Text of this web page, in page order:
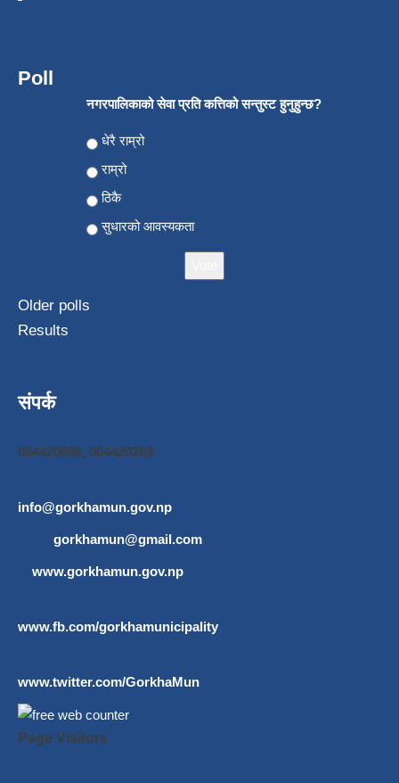
Poll
नगरपालिकाको सेवा प्रति कत्तिको सन्तुस्ट हुनुहुन्छ?
Choices
धेरै राम्रो
राम्रो
ठिकै
सुधारको आवस्यकता
Older polls
Results
संपर्क
064420696, 064420269
info@gorkhamun.gov.np,
gorkhamun@gmail.com
www.gorkhamun.gov.np
www.fb.com/gorkhamunicipality
www.twitter.com/GorkhaMun
Page Visitors